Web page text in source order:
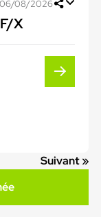
06/08/2026
X
Suivant »